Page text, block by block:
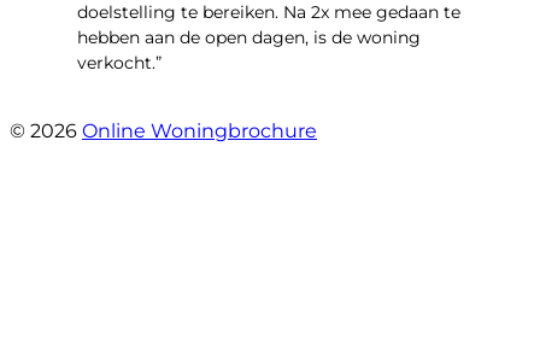
doelstelling te bereiken. Na 2x mee gedaan te
hebben aan de open dagen, is de woning
verkocht.”
© 2026 Online Woningbrochure